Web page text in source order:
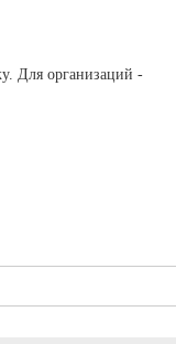
Для организаций -